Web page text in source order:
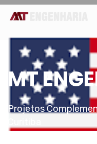
MT
Projetos